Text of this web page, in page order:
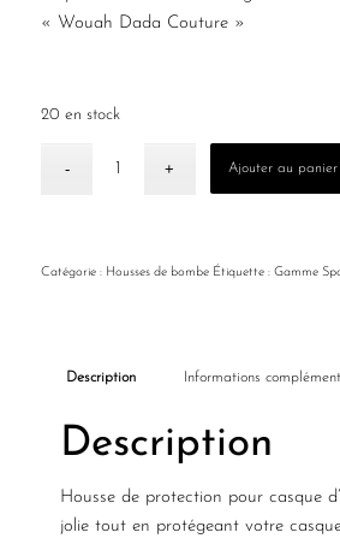
« Wouah Dada Couture »
20 en stock
Ajouter au panier
Catégorie : Housses de bombe Étiquette : Gamme
Description Informations
Description
Housse de protection pour casque
jolie tout en protégeant votre